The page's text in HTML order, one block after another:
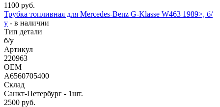
1100 руб.
Трубка топливная для Mercedes-Benz G-Klasse W463 1989>, б/
у - в наличии
Тип детали
б/у
Артикул
220963
OEM
A6560705400
Склад
Санкт-Петербург - 1шт.
2500 руб.